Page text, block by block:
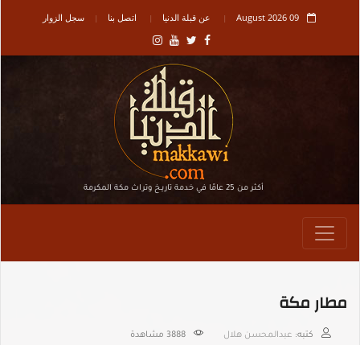
09 August 2026 عن قبلة الدنيا اتصل بنا سجل الزوار
أكثر من 25 عامًا في خدمة تاريـخ وتراث مكة المكرمة
مطار مكة
كتبه: عبدالمحسن هلال 3888 مشاهدة